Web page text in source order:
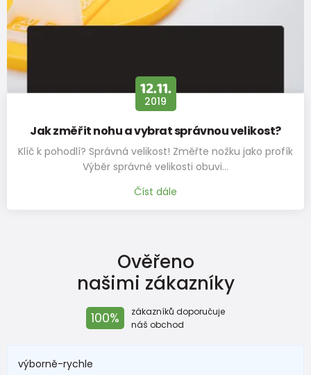
12.11.
2019
Jak změřit nohu a vybrat správnou velikost?
Klíč k pohodlí? Správná velikost! Změřte nožku jako profík
Výběr správné velikosti obuvi…
Číst dále
Ověřeno
našimi zákazníky
100%
zákazníků doporučuje
náš obchod
výborně-rychle